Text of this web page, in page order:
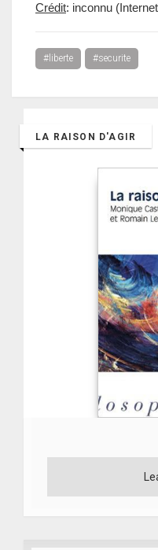
Crédit: inconnu
#liberte #securite
LA RAISON D'AGIR